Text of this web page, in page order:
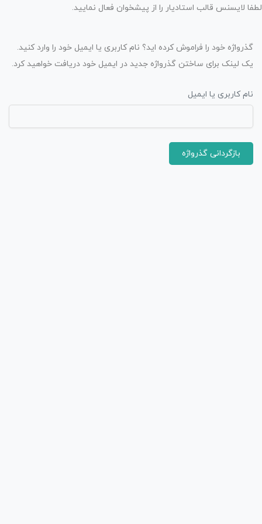
لطفا لایسنس قالب استادیار را از پیشخوان فعال نمایید.
گذرواژه خود را فراموش کرده اید؟ نام کاربری یا ایمیل خود را وارد کنید.
یک لینک برای ساختن گذرواژه جدید در ایمیل خود دریافت خواهید کرد.
نام کاربری یا ایمیل
بازگردانی گذرواژه